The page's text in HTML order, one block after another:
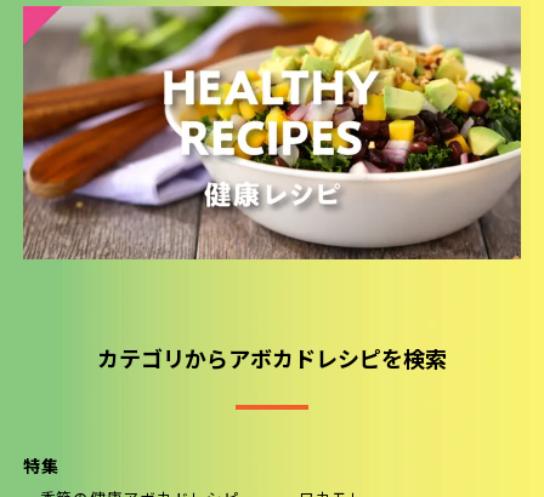
カテゴリからアボカドレシピを検索
特集